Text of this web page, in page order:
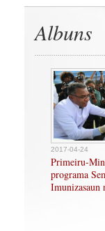
Albuns
2017-04-24
Primeiru-
programa
Imunizasaun